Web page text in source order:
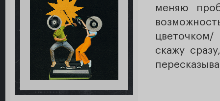
меняю
цветочком/
скажу